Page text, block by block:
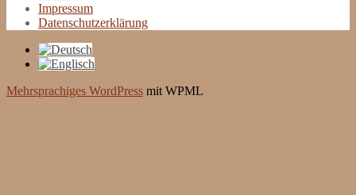
Impressum
Datenschutzerklärung
Mehrsprachiges WordPress mit WPML